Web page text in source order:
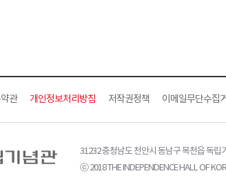
관 개인정보처리방침 저작권정책 이메일무단수집
31232 충청남도 천안시 동남구 목천읍 독립
ⓒ 2018 THE INDEPENDENCE HALL OF